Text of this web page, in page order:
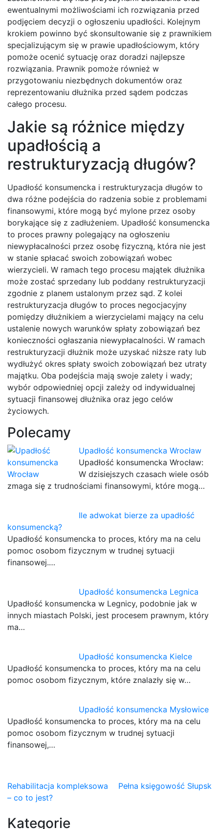
ewentualnymi możliwościami ich rozwiązania przed
podjęciem decyzji o ogłoszeniu upadłości. Kolejnym
krokiem powinno być skonsultowanie się z prawnikiem
specjalizującym się w prawie upadłościowym, który
pomoże ocenić sytuację oraz doradzi najlepsze
rozwiązania. Prawnik pomoże również w
przygotowaniu niezbędnych dokumentów oraz
reprezentowaniu dłużnika przed sądem podczas
całego procesu.
Jakie są różnice między
upadłością a
restrukturyzacją długów?
Upadłość konsumencka i restrukturyzacja długów to
dwa różne podejścia do radzenia sobie z problemami
finansowymi, które mogą być mylone przez osoby
borykające się z zadłużeniem. Upadłość konsumencka
to proces prawny polegający na ogłoszeniu
niewypłacalności przez osobę fizyczną, która nie jest
w stanie spłacać swoich zobowiązań wobec
wierzycieli. W ramach tego procesu majątek dłużnika
może zostać sprzedany lub poddany restrukturyzacji
zgodnie z planem ustalonym przez sąd. Z kolei
restrukturyzacja długów to proces negocjacyjny
pomiędzy dłużnikiem a wierzycielami mający na celu
ustalenie nowych warunków spłaty zobowiązań bez
konieczności ogłaszania niewypłacalności. W ramach
restrukturyzacji dłużnik może uzyskać niższe raty lub
wydłużyć okres spłaty swoich zobowiązań bez utraty
majątku. Oba podejścia mają swoje zalety i wady;
wybór odpowiedniej opcji zależy od indywidualnej
sytuacji finansowej dłużnika oraz jego celów
życiowych.
Polecamy
Upadłość konsumencka Wrocław
Upadłość konsumencka Wrocław:
W dzisiejszych czasach wiele osób
zmaga się z trudnościami finansowymi, które mogą…
Ile adwokat bierze za upadłość
konsumencką?
Upadłość konsumencka to proces, który ma na celu
pomoc osobom fizycznym w trudnej sytuacji
finansowej.…
Upadłość konsumencka Legnica
Upadłość konsumencka w Legnicy, podobnie jak w
innych miastach Polski, jest procesem prawnym, który
ma…
Upadłość konsumencka Kielce
Upadłość konsumencka to proces, który ma na celu
pomoc osobom fizycznym, które znalazły się w…
Upadłość konsumencka Mysłowice
Upadłość konsumencka to proces, który ma na celu
pomoc osobom fizycznym w trudnej sytuacji
finansowej,…
Nawigacja
wpisu
Rehabilitacja kompleksowa
– co to jest?
Pełna księgowość Słupsk
Kategorie